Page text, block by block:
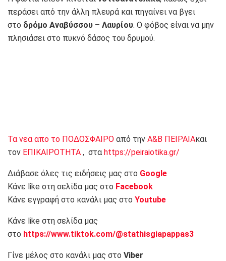
περάσει από την άλλη πλευρά και πηγαίνει να βγει
στο δρόμο Αναβύσσου – Λαυρίου. Ο φόβος είναι να μην
πλησιάσει στο πυκνό δάσος του δρυμού.
Τα νεα απο το ΠΟΔΟΣΦΑΙΡΟ από την Α&Β ΠΕΙΡΑΙΑκαι
τον ΕΠΙΚΑΙΡΟΤΗΤΑ , στα https://peiraiotika.gr/
Διάβασε όλες τις ειδήσεις μας στο Google
Κάνε like στη σελίδα μας στο Facebook
Κάνε εγγραφή στο κανάλι μας στο Youtube
Κάνε like στη σελίδα μας
στο https://www.tiktok.com/@stathisgiapappas3
Γίνε μέλος στο κανάλι μας στο Viber